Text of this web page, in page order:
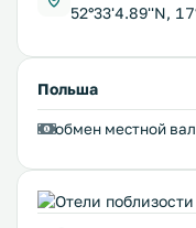
52°33'4.89''N,
Польша
обмен местной